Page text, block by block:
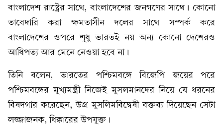
বাংলাদেশ রাষ্ট্রের সাথে, বাংলাদেশের জনগণের সাথে। কোনো
তাবেদারি করা ক্ষমতাসীন দলের সাথে সম্পর্ক করে
বাংলাদেশের ওপরে শুধু ভারতই নয় অন্য কোনো দেশেরও
আধিপত্য আর মেনে নেওয়া হবে না।
তিনি বলেন, ভারতের পশ্চিমবঙ্গে বিজেপি জয়ের পরে
পশ্চিমবঙ্গের মুখ্যমন্ত্রী নিজেই মুসলমানদের নিয়ে যে ধরনের
বিষদগার করেছেন, উগ্র মুসলিমবিদ্বেষী বক্তব্য দিয়েছেন সেটা
লজ্জাজনক, ধিক্কারের উপযুক্ত।